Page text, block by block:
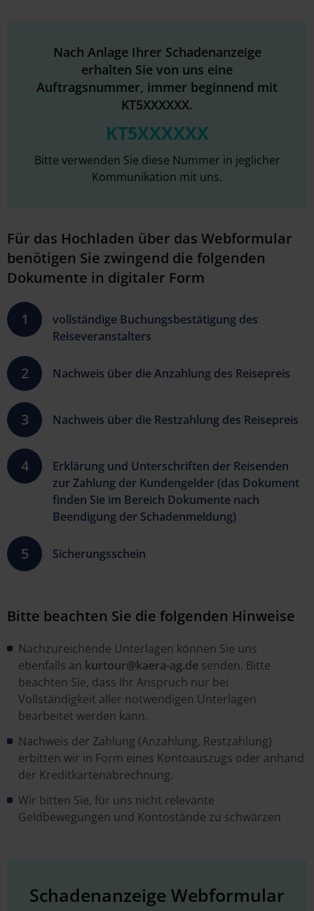
Nach Anlage Ihrer Schadenanzeige
erhalten Sie von uns eine
Auftragsnummer, immer beginnend mit
KT5XXXXXX.
KT5XXXXXX
Bitte verwenden Sie diese Nummer in jeglicher
Kommunikation mit uns.
Für das Hochladen über das Webformular
benötigen Sie zwingend die folgenden
Dokumente in digitaler Form
vollständige Buchungsbestätigung des
Reiseveranstalters
Nachweis über die Anzahlung des Reisepreis
Nachweis über die Restzahlung des Reisepreis
Erklärung und Unterschriften der Reisenden
zur Zahlung der Kundengelder (das Dokument
finden Sie im Bereich Dokumente nach
Beendigung der Schadenmeldung)
Sicherungsschein
Bitte beachten Sie die folgenden Hinweise
Nachzureichende Unterlagen können Sie uns
ebenfalls an kurtour@kaera-ag.de senden. Bitte
beachten Sie, dass Ihr Anspruch nur bei
Vollständigkeit aller notwendigen Unterlagen
bearbeitet werden kann.
Nachweis der Zahlung (Anzahlung, Restzahlung)
erbitten wir in Form eines Kontoauszugs oder anhand
der Kreditkartenabrechnung.
Wir bitten Sie, für uns nicht relevante
Geldbewegungen und Kontostände zu schwärzen
Schadenanzeige Webformular